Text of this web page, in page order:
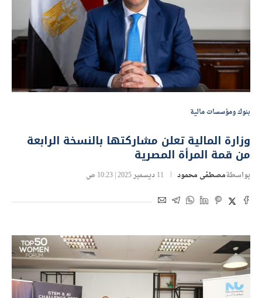
بنوك ومؤسسات مالية
وزارة المالية تعلن مشاركتها بالنسخة الرابعة
من قمة المرأة المصرية
بواسطةمصطفى محمود 11 ديسمبر 2025 | 10:23 ص